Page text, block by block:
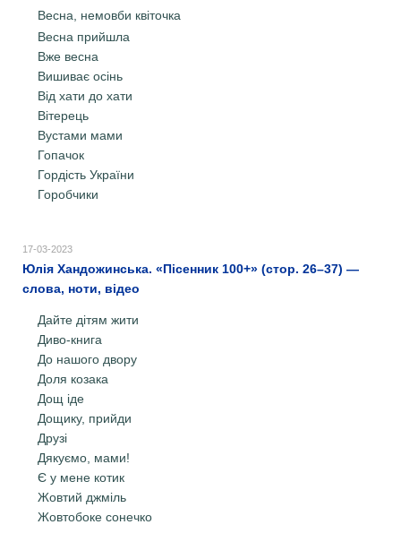
Весна, немовби квіточка
Весна прийшла
Вже весна
Вишиває осінь
Від хати до хати
Вітерець
Вустами мами
Гопачок
Гордість України
Горобчики
17-03-2023
Юлія Хандожинська. «Пісенник 100+» (стор. 26–37) —
слова, ноти, відео
Дайте дітям жити
Диво-книга
До нашого двору
Доля козака
Дощ іде
Дощику, прийди
Друзі
Дякуємо, мами!
Є у мене котик
Жовтий джміль
Жовтобоке сонечко